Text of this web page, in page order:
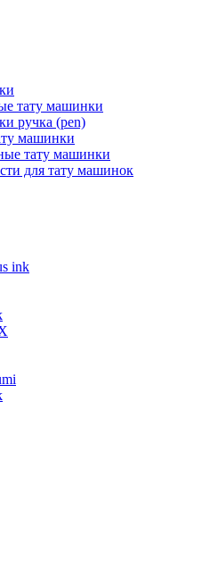
тату машинки
ручка (pen)
машинки
тату машинки
для тату машинок
ink